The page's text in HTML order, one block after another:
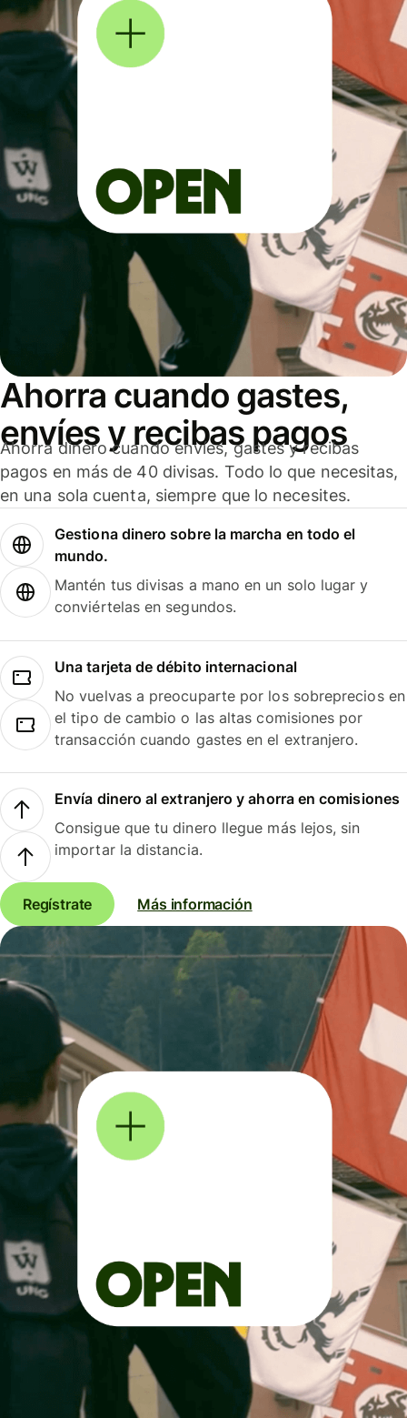
Ahorra cuando gastes,
envíes y recibas pagos
Ahorra dinero cuando envíes, gastes y recibas
pagos en más de 40 divisas. Todo lo que necesitas,
en una sola cuenta, siempre que lo necesites.
Gestiona dinero sobre la marcha en todo el
mundo.
Mantén tus divisas a mano en un solo lugar y
conviértelas en segundos.
Una tarjeta de débito internacional
No vuelvas a preocuparte por los sobreprecios en
el tipo de cambio o las altas comisiones por
transacción cuando gastes en el extranjero.
Envía dinero al extranjero y ahorra en comisiones
Consigue que tu dinero llegue más lejos, sin
importar la distancia.
Regístrate Más información